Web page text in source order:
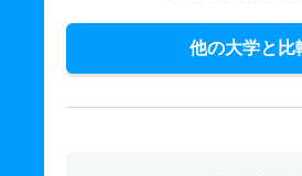
他の大学と比